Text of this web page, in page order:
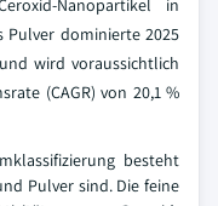
Nanopartikel in
Pulver dominierte 2025
wird voraussichtlich
(CAGR) von 20,1 %
besteht
Pulver sind. Die feine